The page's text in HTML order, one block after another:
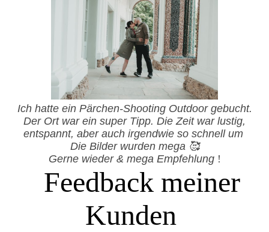
Ich hatte ein Pärchen-Shooting Outdoor gebucht.
Der Ort war ein super Tipp. Die Zeit war lustig,
entspannt, aber auch irgendwie so schnell um
Die Bilder wurden mega 🥰
Gerne wieder & mega Empfehlung !
Feedback meiner
Kunden